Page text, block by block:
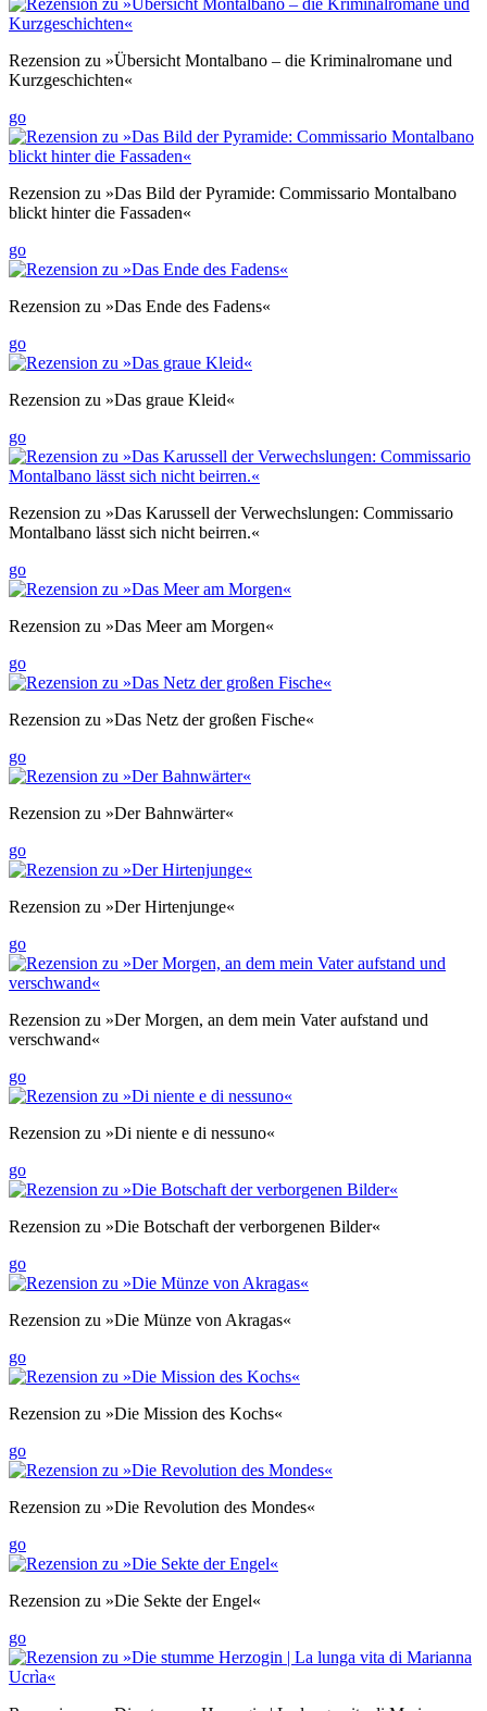
Rezension zu »Übersicht Montalbano – die Kriminalromane und
Kurzgeschichten«
go
Rezension zu »Das Bild der Pyramide: Commissario Montalbano
blickt hinter die Fassaden«
go
Rezension zu »Das Ende des Fadens«
go
Rezension zu »Das graue Kleid«
go
Rezension zu »Das Karussell der Verwechslungen: Commissario
Montalbano lässt sich nicht beirren.«
go
Rezension zu »Das Meer am Morgen«
go
Rezension zu »Das Netz der großen Fische«
go
Rezension zu »Der Bahnwärter«
go
Rezension zu »Der Hirtenjunge«
go
Rezension zu »Der Morgen, an dem mein Vater aufstand und
verschwand«
go
Rezension zu »Di niente e di nessuno«
go
Rezension zu »Die Botschaft der verborgenen Bilder«
go
Rezension zu »Die Münze von Akragas«
go
Rezension zu »Die Mission des Kochs«
go
Rezension zu »Die Revolution des Mondes«
go
Rezension zu »Die Sekte der Engel«
go